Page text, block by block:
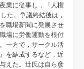
業に従事し，「人権
た。争議終結後は，
職場新聞に発展させ
場に労働運動を根付
一方で，サークル活
を結成するなど，近
えた。辻氏は自ら彦